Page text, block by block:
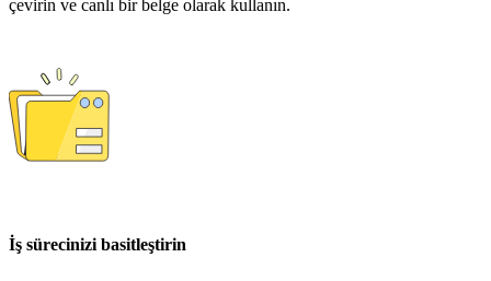
çevirin ve canlı bir belge olarak kullanın.
İş sürecinizi basitleştirin